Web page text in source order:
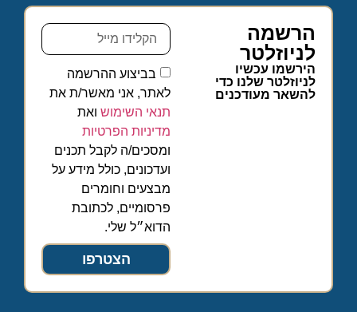
הרשמה
לניוזלטר
הירשמו עכשיו
לניוזלטר שלנו כדי
להשאר מעודכנים
בביצוע ההרשמה
לאתר, אני מאשר/ת את
תנאי השימוש ואת
מדיניות הפרטיות
ומסכים/ה לקבל תכנים
ועדכונים, כולל מידע על
מבצעים וחומרים
פרסומיים, לכתובת
הדוא״ל שלי.
הצטרפו